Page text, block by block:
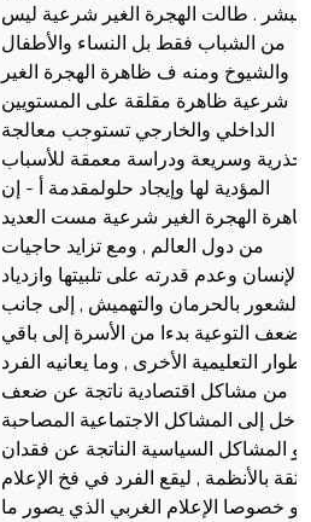
بالبشر . طالت الهجرة الغير شرعية ليس
من الشباب فقط بل النساء والأطفال
والشيوخ ومنه ف ظاهرة الهجرة الغير
شرعية ظاهرة مقلقة على المستويين
الداخلي والخارجي تستوجب معالجة
جذرية وسريعة ودراسة معمقة للأسباب
المؤدية لها وإيجاد حلولمقدمة أ - إن
الهجرة الغير شرعية مست العديد
من دول العالم , ومع تزايد حاجيات
الإنسان وعدم قدرته على تلبيتها وازدياد
الشعور بالحرمان والتهميش , إلى جانب
ضعف التوعية بدءا من الأسرة إلى باقي
التعليمية الأخرى , وما يعانيه الفرد
من مشاكل اقتصادية ناتجة عن ضعف
إلى المشاكل الاجتماعية المصاحبة
و المشاكل السياسية الناتجة عن فقدان
الثقة بالأنظمة , ليقع الفرد في فخ الإعلام
و خصوصا الإعلام الغربي الذي يصور ما